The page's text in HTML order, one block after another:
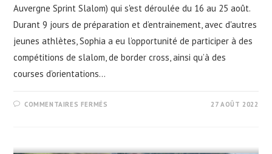
Auvergne Sprint Slalom) qui s'est déroulée du 16 au 25 août.
Durant 9 jours de préparation et d’entrainement, avec d'autres
jeunes athlètes, Sophia a eu l’opportunité de participer à des
compétitions de slalom, de border cross, ainsi qu’à des
courses d’orientations…
COMMENTAIRES FERMÉS 27 AOÛT 2022